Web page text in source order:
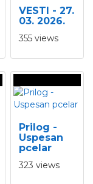
VESTI - 27.
03. 2026.
355 views
Prilog -
Uspesan
pcelar
323 views